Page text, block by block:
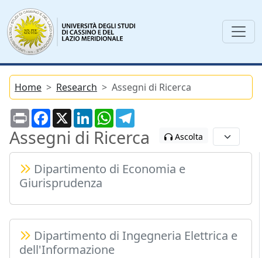
Home Research Assegni di Ricerca
PrintFacebook
X LinkedInWhatsApp
Assegni di Ricerca Ascolta
Dipartimento di Economia e
Giurisprudenza
Dipartimento di Ingegneria Elettrica e
dell'Informazione